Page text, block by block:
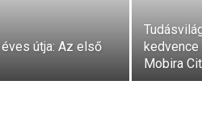
útja: Az első
Mobira